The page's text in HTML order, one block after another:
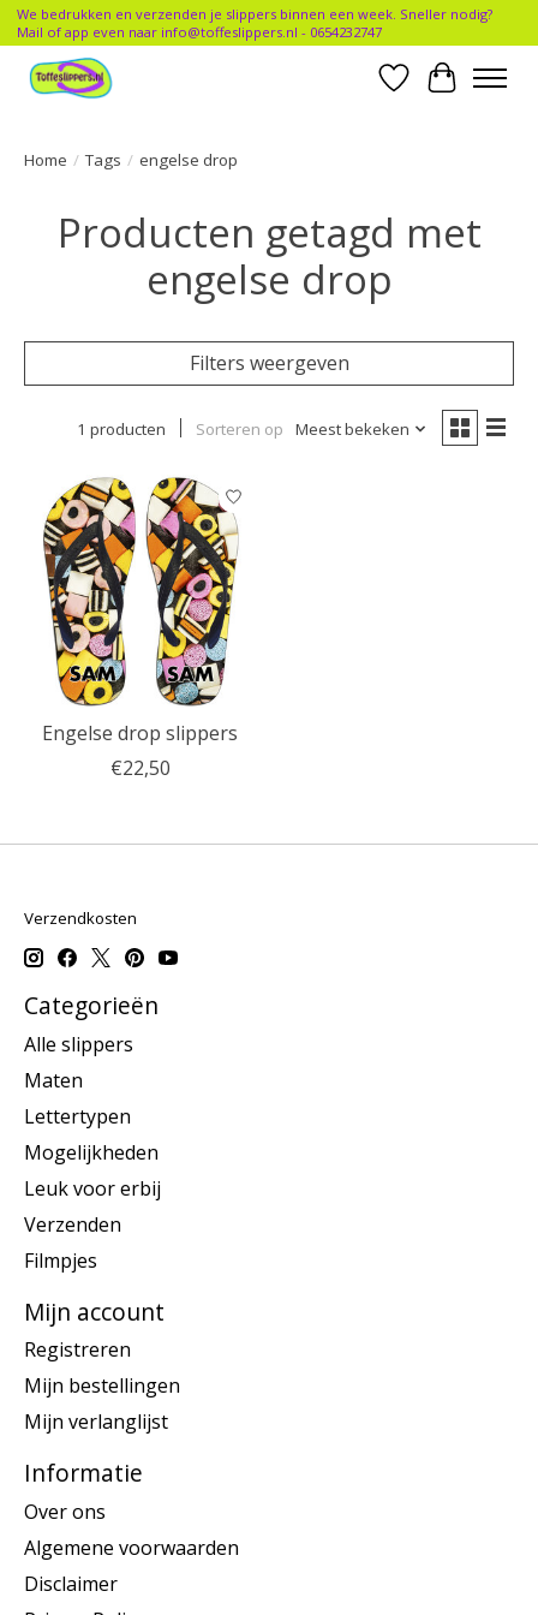
We bedrukken en verzenden je slippers binnen een week. Sneller nodig?
Mail of app even naar info@toffeslippers.nl - 0654232747
Verlanglijst
Home / Tags / engelse drop
Producten getagd met
engelse drop
Filters weergeven
1 producten Sorteren op Meest bekeken
Engelse drop slippers
€22,50
Verzendkosten
Categorieën
Alle slippers
Maten
Lettertypen
Mogelijkheden
Leuk voor erbij
Verzenden
Filmpjes
Mijn account
Registreren
Mijn bestellingen
Mijn verlanglijst
Informatie
Over ons
Algemene voorwaarden
Disclaimer